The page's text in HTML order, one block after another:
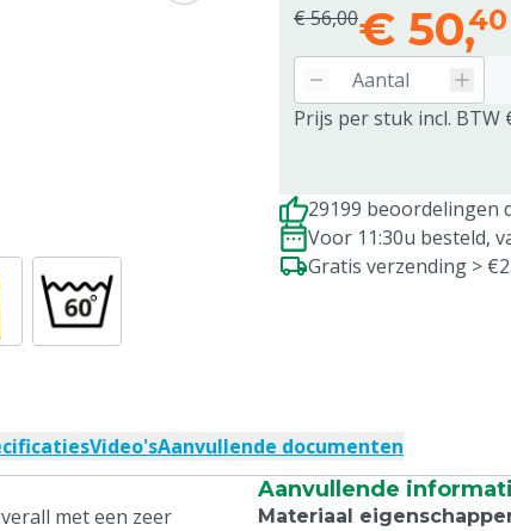
€ 56,00€ 50,40
Prijs per stuk incl. BTW
29199 beoordelingen
Voor 11:30u besteld,
Gratis verzending >
Video'sAanvullende documenten
met een zeer
Aanvullende
Materiaal